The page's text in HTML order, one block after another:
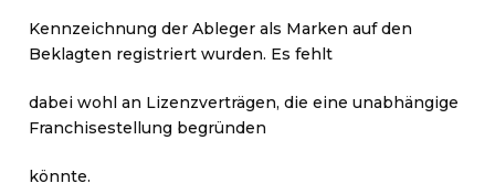
Kennzeichnung der Ableger als Marken auf den
Beklagten registriert wurden. Es fehlt
dabei wohl an Lizenzverträgen, die eine unabhängige
Franchisestellung begründen
könnte.